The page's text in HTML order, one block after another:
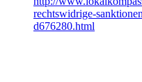
rechtswidrige-
d676280.html